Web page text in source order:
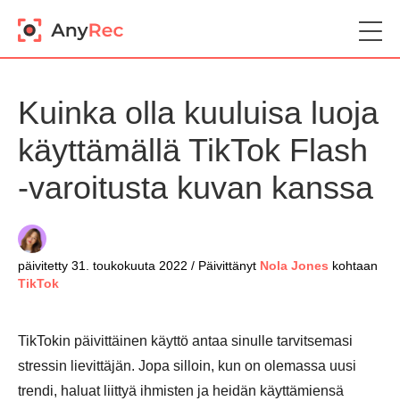
Kuinka olla kuuluisa luoja
käyttämällä TikTok Flash
-varoitusta kuvan kanssa
päivitetty 31. toukokuuta 2022 / Päivittänyt Nola Jones kohtaan
TikTok
TikTokin päivittäinen käyttö antaa sinulle tarvitsemasi
stressin lievittäjän. Jopa silloin, kun on olemassa uusi
trendi, haluat liittyä ihmisten ja heidän käyttämiensä